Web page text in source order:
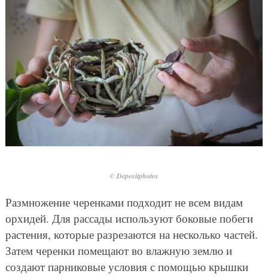
© Depositphotos
Размножение черенками подходит не всем видам
орхидей. Для рассады используют боковые побеги
растения, которые разрезаются на несколько частей.
Затем черенки помещают во влажную землю и
создают парниковые условия с помощью крышки